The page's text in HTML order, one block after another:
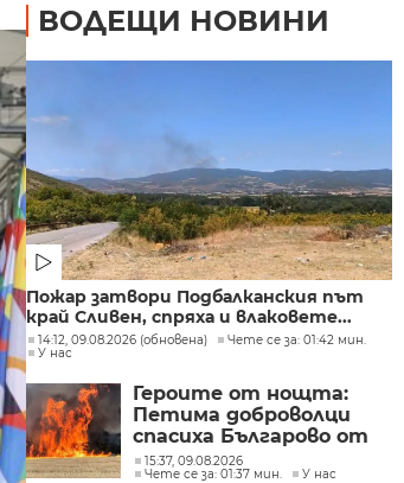
ВОДЕЩИ НОВИНИ
Пожар затвори Подбалканския път
край Сливен, спряха и влаковете...
14:12, 09.08.2026 (обновена)
Чете се за: 01:42 мин.
У нас
Героите от нощта:
Петима доброволци
спасиха Българово от
огнен капан
15:37, 09.08.2026
Чете се за: 01:37 мин.
У нас